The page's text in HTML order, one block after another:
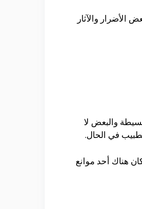
الأضرار والآثار
والبعض لا
في الحال.
هناك أحد موانع